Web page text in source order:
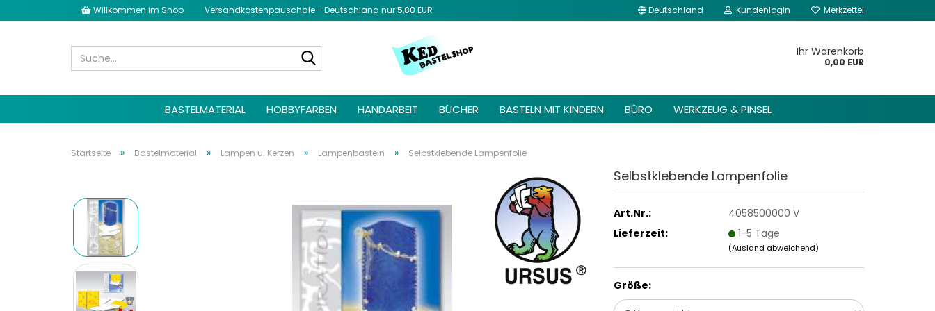
Willkommen im Shop Versandkostenpauschale - Deutschland nur 5,80 EUR Deutschland Kundenlogin Merkzettel
Ihr Warenkorb
0,00 EUR
BASTELMATERIAL HOBBYFARBEN HANDARBEIT BÜCHER BASTELN MIT KINDERN BÜRO WERKZEUG & PINSEL
Startseite » Bastelmaterial » Lampen u. Kerzen » Lampenbasteln » Selbstklebende Lampenfolie
Selbstklebende Lampenfolie
Art.Nr.:
4058500000 V
Lieferzeit:
1-5 Tage
(Ausland abweichend)
Größe: